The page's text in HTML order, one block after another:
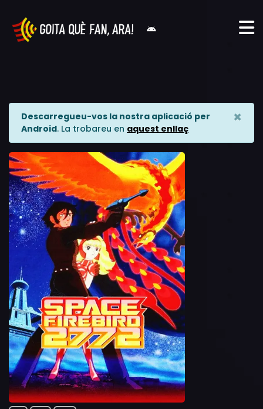
Descarregueu-vos la nostra aplicació per
Android. La trobareu en aquest enllaç
×